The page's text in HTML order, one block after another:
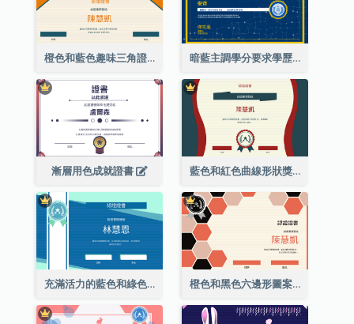
橙色和藍色趣味三角證書 暗藍主調學分要求學歷證書
漸層用色成就證書 藍色和紅色曲線形狀獎證書
充滿活力的藍色和綠色徽章證書 橙色和黑色六邊形圖案證書